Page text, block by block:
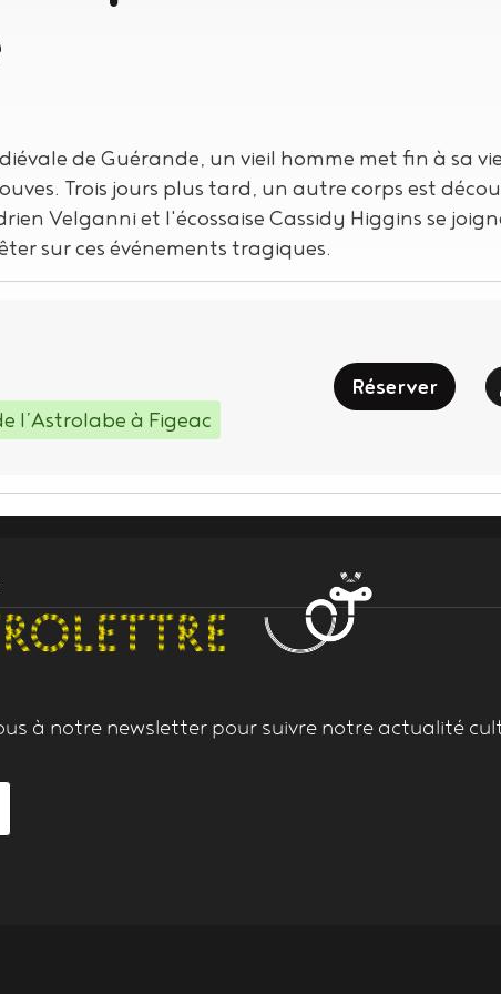
de Guérande, un vieil homme met fin à sa
Trois jours plus tard, un autre corps est
Velganni et l'écossaise Cassidy Higgins se
sur ces événements tragiques.
l’Astrolabe à Figeac
Réserver
à notre newsletter pour suivre notre actualité